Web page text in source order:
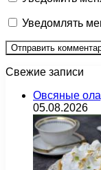
Уведомлять
Свежие записи
Овсяные
05.08.2026